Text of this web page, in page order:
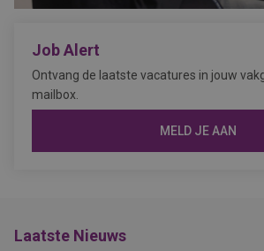
Job Alert
Ontvang de laatste vacatures in jouw
mailbox.
MELD JE AAN
Laatste Nieuws